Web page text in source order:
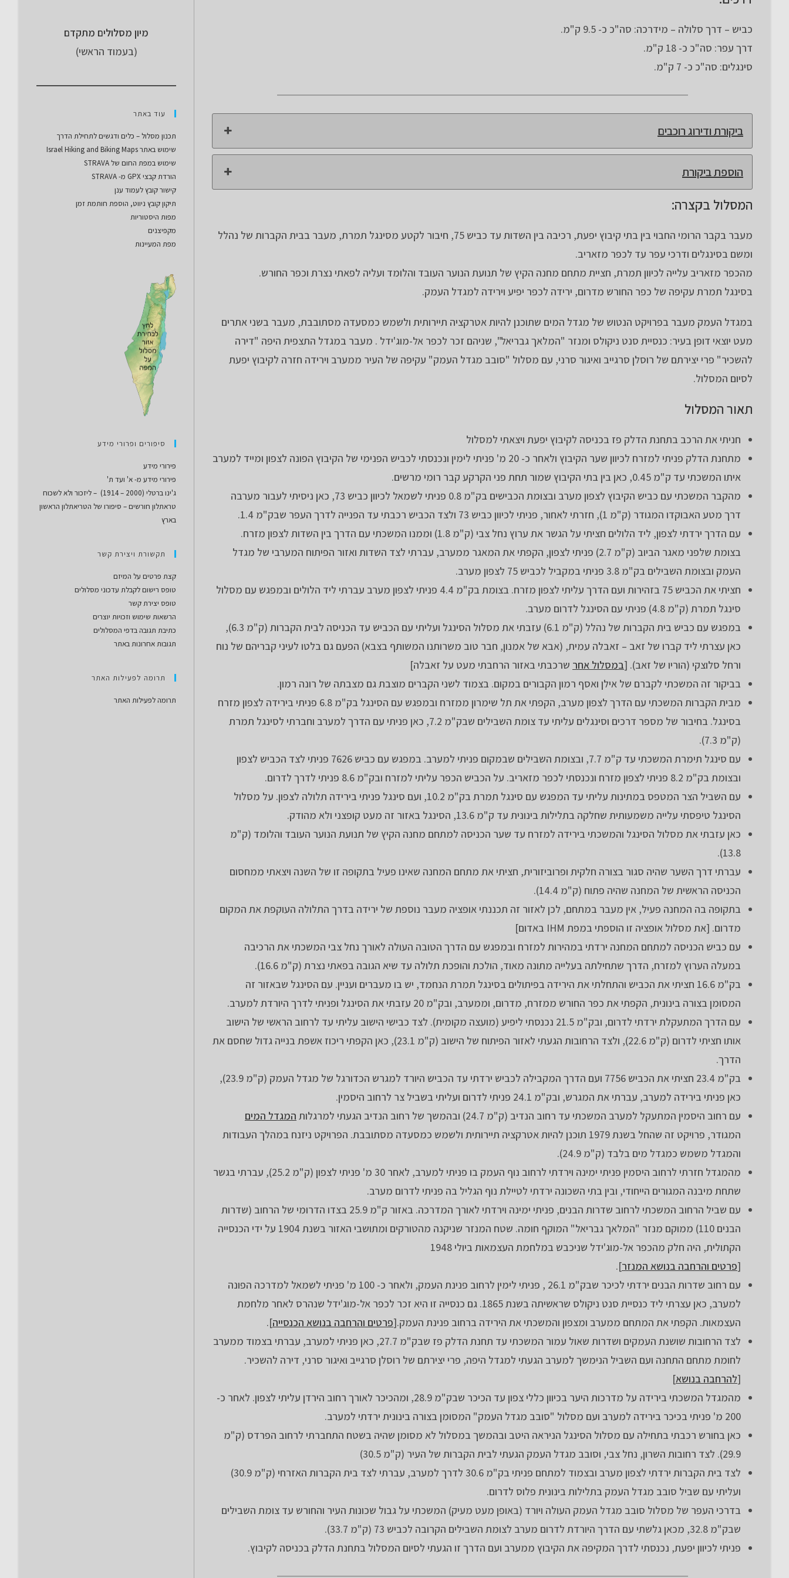
כביש – דרך סלולה – מידרכה: סה"כ כ- 9.5 ק"מ.
דרך עפר: סה"כ כ- 18 ק"מ.
סינגלים: סה"כ כ- 7 ק"מ.
ביקורת ודירוג רוכבים
הוספת ביקורת
המסלול בקצרה:
מעבר בקבר הרומי החבוי בין בתי קיבוץ יפעת, רכיבה בין השדות עד כביש 75, חיבור לקטע מסינגל תמרת, מעבר בבית הקברות של נהלל
ומשם בסינגלים ודרכי עפר עד לכפר מזאריב.
מהכפר מזאריב עלייה לכיוון תמרת, חציית מתחם מחנה הקיץ של תנועת הנוער העובד והלומד ועליה לפאתי נצרת וכפר החורש.
בסינגל תמרת עקיפה של כפר החורש מדרום, ירידה לכפר יפיע וירידה למגדל העמק.
במגדל העמק מעבר בפרויקט הנטוש של מגדל המים שתוכנן להיות אטרקציה תיירותית ולשמש כמסעדה מסתובבת, מעבר בשני אתרים
מעט יוצאי דופן בעיר: כנסיית סנט ניקולס ומנזר "המלאך גבריאל", שניהם זכר לכפר אל-מוג'ידל . מעבר במגדל התצפית היפה "דירה
להשכיר" פרי יצירתם של רוסלן סרגייב ואיגור סרני, עם מסלול "סובב מגדל העמק" עקיפה של העיר ממערב וירידה חזרה לקיבוץ יפעת
לסיום המסלול.
תאור המסלול
חניתי את הרכב בתחנת הדלק פז בכניסה לקיבוץ יפעת ויצאתי למסלול
מתחנת הדלק פניתי למזרח לכיוון שער הקיבוץ ולאחר כ- 20 מ' פניתי לימין ונכנסתי לכביש הפנימי של הקיבוץ הפונה לצפון ומייד למערב
איתו המשכתי עד ק"מ 0.45, כאן בין בתי הקיבוץ שמור תחת פני הקרקע קבר רומי מרשים.
מהקבר המשכתי עם כביש הקיבוץ לצפון מערב ובצומת הכבישים בק"מ 0.8 פניתי לשמאל לכיוון כביש 73, כאן ניסיתי לעבור מערבה
דרך מטע האבוקדו המגודר (ק"מ 1), חזרתי לאחור, פניתי לכיוון כביש 73 ולצד הכביש רכבתי עד הפנייה לדרך העפר שבק"מ 1.4.
עם הדרך ירדתי לצפון, ליד הלולים חציתי על הגשר את ערוץ נחל צבי (ק"מ 1.8) וממנו המשכתי עם הדרך בין השדות לצפון מזרח.
בצומת שלפני מאגר הביוב (ק"מ 2.7) פניתי לצפון, הקפתי את המאגר ממערב, עברתי לצד השדות ואזור הפיתוח המערבי של מגדל
העמק ובצומת השבילים בק"מ 3.8 פניתי במקביל לכביש 75 לצפון מערב.
חציתי את הכביש 75 בזהירות ועם הדרך עליתי לצפון מזרח. בצומת בק"מ 4.4 פניתי לצפון מערב עברתי ליד הלולים ובמפגש עם מסלול
סינגל תמרת (ק"מ 4.8) פניתי עם הסינגל לדרום מערב.
במפגש עם כביש בית הקברות של נהלל (ק"מ 6.1) עזבתי את מסלול הסינגל ועליתי עם הכביש עד הכניסה לבית הקברות (ק"מ 6.3),
כאן עצרתי ליד קברו של זאב – זאבלה עמית, (אבא של אמנון, חבר טוב משרותנו המשותף בצבא) הפעם גם בלטו לעיני קבריהם של נוח
ורחל סלוצקי (הוריו של זאב). [במסלול אחר שרכבתי באזור הרחבתי מעט על זאבלה]
בביקור זה המשכתי לקברם של אילן ואסף רמון הקבורים במקום. בצמוד לשני הקברים מוצבת גם מצבתה של רונה רמון.
מבית הקברות המשכתי עם הדרך לצפון מערב, הקפתי את תל שימרון ממזרח ובמפגש עם הסינגל בק"מ 6.8 פניתי בירידה לצפון מזרח
בסינגל. בחיבור של מספר דרכים וסינגלים עליתי עד צומת השבילים שבק"מ 7.2, כאן פניתי עם הדרך למערב וחברתי לסינגל תמרת
(ק"מ 7.3).
עם סינגל תימרת המשכתי עד ק"מ 7.7, ובצומת השבילים שבמקום פניתי למערב. במפגש עם כביש 7626 פניתי לצד הכביש לצפון
ובצומת בק"מ 8.2 פניתי לצפון מזרח ונכנסתי לכפר מזאריב. על הכביש הכפר עליתי למזרח ובק"מ 8.6 פניתי לדרך לדרום.
עם השביל הצר המטפס במתינות עליתי עד המפגש עם סינגל תמרת בק"מ 10.2, ועם סינגל פניתי בירידה תלולה לצפון. על מסלול
הסינגל טיפסתי עלייה משמעותית שחלקה בתלילות בינונית עד ק"מ 13.6, הסינגל באזור זה מעט קופצני ולא מהודק.
כאן עזבתי את מסלול הסינגל והמשכתי בירידה למזרח עד שער הכניסה למתחם מחנה הקיץ של תנועת הנוער העובד והלומד (ק"מ
13.8).
עברתי דרך השער שהיה סגור בצורה חלקית ופרוביזורית, חציתי את מתחם המחנה שאינו פעיל בתקופה זו של השנה ויצאתי ממחסום
הכניסה הראשית של המחנה שהיה פתוח (ק"מ 14.4).
בתקופה בה המחנה פעיל, אין מעבר במתחם, לכן לאזור זה תכננתי אופציה מעבר נוספת של ירידה בדרך התלולה העוקפת את המקום
מדרום. [את מסלול אופציה זו הוספתי במפת IHM באדום]
עם כביש הכניסה למתחם המחנה ירדתי במהירות למזרח ובמפגש עם הדרך הטובה העולה לאורך נחל צבי המשכתי את הרכיבה
במעלה הערוץ למזרח, הדרך שתחילתה בעלייה מתונה מאוד, הולכת והופכת תלולה עד שיא הגובה בפאתי נצרת (ק"מ 16.6).
בק"מ 16.6 חציתי את הכביש והתחלתי את הירידה בפיתולים בסינגל תמרת הנחמד, יש בו מעברים ועניין. עם הסינגל שבאזור זה
המסומן בצורה בינונית, הקפתי את כפר החורש ממזרח, מדרום, וממערב, ובק"מ 20 עזבתי את הסינגל ופניתי לדרך היורדת למערב.
עם הדרך המתעקלת ירדתי לדרום, ובק"מ 21.5 נכנסתי ליפיע (מועצה מקומית). לצד כבישי הישוב עליתי עד לרחוב הראשי של הישוב
אותו חציתי לדרום (ק"מ 22.6), ולצד הרחובות הגעתי לאזור הפיתוח של הישוב (ק"מ 23.1), כאן הקפתי ריכוז אשפת בנייה גדול שחסם את
הדרך.
בק"מ 23.4 חציתי את הכביש 7756 ועם הדרך המקבילה לכביש ירדתי עד הכביש היורד למגרש הכדורגל של מגדל העמק (ק"מ 23.9),
כאן פניתי בירידה למערב, עברתי את המגרש, ובק"מ 24.1 פניתי לדרום ועליתי בשביל צר לרחוב היסמין.
עם רחוב היסמין המתעקל למערב המשכתי עד רחוב הנדיב (ק"מ 24.7) ובהמשך של רחוב הנדיב הגעתי למרגלות
המגדל המים
המגודר, פרויקט זה שהחל בשנת 1979 תוכנן להיות אטרקציה תיירותית ולשמש כמסעדה מסתובבת. הפרויקט ניזנח במהלך העבודות
והמגדל משמש כמגדל מים בלבד (ק"מ 24.9).
מהמגדל חזרתי לרחוב היסמין פניתי ימינה וירדתי לרחוב נוף העמק בו פניתי למערב, לאחר 30 מ' פניתי לצפון (ק"מ 25.2), עברתי בגשר
שתחת מיבנה המגורים הייחודי, ובין בתי השכונה ירדתי לטיילת נוף הגליל בה פניתי לדרום מערב.
עם שביל הרחוב המשכתי לרחוב שדרות הבנים, פניתי ימינה וירדתי לאורך המדרכה. באזור ק"מ 25.9 בצדו הדרומי של הרחוב (שדרות
הבנים 110) ממוקם מנזר "המלאך גבריאל" המוקף חומה. שטח המנזר שניקנה מהטורקים ומתושבי האזור בשנת 1904 על ידי הכנסייה
הקתולית, היה חלק מהכפר אל-מוג'ידל שניכבש במלחמת העצמאות ביולי 1948
[פרטים והרחבה בנושא המנזר].
עם רחוב שדרות הבנים ירדתי לכיכר שבק"מ 26.1 , פניתי לימין לרחוב פנינת העמק, ולאחר כ- 100 מ' פניתי לשמאל למדרכה הפונה
למערב, כאן עצרתי ליד כנסיית סנט ניקולס שראשיתה בשנת 1865. גם כנסייה זו היא זכר לכפר אל-מוג'ידל שנהרס לאחר מלחמת
העצמאות. הקפתי את המתחם ממערב ומצפון והמשכתי את הירידה ברחוב פנינת העמק.[פרטים והרחבה בנושא הכנסייה].
לצד הרחובות שושנת העמקים ושדרות שאול עמור המשכתי עד תחנת הדלק פז שבק"מ 27.7, כאן פניתי למערב, עברתי בצמוד ממערב
לחומת מתחם התחנה ועם השביל הנימשך למערב הגעתי למגדל היפה, פרי יצירתם של רוסלן סרגייב ואיגור סרני, דירה להשכיר.
[להרחבה בנושא]
מהמגדל המשכתי בירידה על מדרכות היער בכיוון כללי צפון עד הכיכר שבק"מ 28.9, ומהכיכר לאורך רחוב הירדן עליתי לצפון. לאחר כ-
200 מ' פניתי בכיכר בירידה למערב ועם מסלול "סובב מגדל העמק" המסומן בצורה בינונית ירדתי למערב.
כאן בחורש רכבתי בתחילה עם מסלול הסינגל הניראה היטב ובהמשך במסלול לא מסומן שהיה בשטח התחברתי לרחוב הפרדס (ק"מ
29.9). לצד רחובות השרון, נחל צבי, וסובב מגדל העמק הגעתי לבית הקברות של העיר (ק"מ 30.5)
לצד בית הקברות ירדתי לצפון מערב ובצמוד למתחם פניתי בק"מ 30.6 לדרך למערב, עברתי לצד בית הקברות האזרחי (ק"מ 30.9)
ועליתי עם שביל סובב מגדל העמק בתלילות בינונית פלוס לדרום.
בדרכי העפר של מסלול סובב מגדל העמק העולה ויורד (באופן מעט מעיק) המשכתי על גבול שכונות העיר והחורש עד צומת השבילים
שבק"מ 32.8, מכאן גלשתי עם הדרך היורדת לדרום מערב לצומת השבילים הקרובה לכביש 73 (ק"מ 33.7).
פניתי לכיוון יפעת, נכנסתי לדרך המקיפה את הקיבוץ ממערב ועם הדרך זו הגעתי לסיום המסלול בתחנת הדלק בכניסה לקיבוץ.
מיון מסלולים מתקדם
(בעמוד הראשי)
עוד באתר
תכנון מסלול – כלים ודגשים לתחילת הדרך
שימוש באתר Israel Hiking and Biking Maps
שימוש במפת החום של STRAVA
הורדת קבצי GPX מ- STRAVA
קישור קובץ לעמוד ענן
תיקון קובץ ניווט, הוספת חותמת זמן
מפות היסטוריות
מקפיצנים
מפת המעיינות
סיפורים ופרורי מידע
פירורי מידע
פירורי מידע מ- א' ועד ת'
ג'ינו ברטלי (2000 – 1914) – ליזכור ולא לשכוח
טראתלון חורשים – סיפורו של הטריאתלון הראשון
בארץ
תקשורת ויצירת קשר
קצת פרטים על המיזם
טופס רישום לקבלת עדכוני מסלולים
טופס יצירת קשר
הרשאות שימוש וזכויות יוצרים
כתיבת תגובה בדפי המסלולים
תגובות אחרונות באתר
תרומה לפעילות האתר
תרומה לפעילות האתר